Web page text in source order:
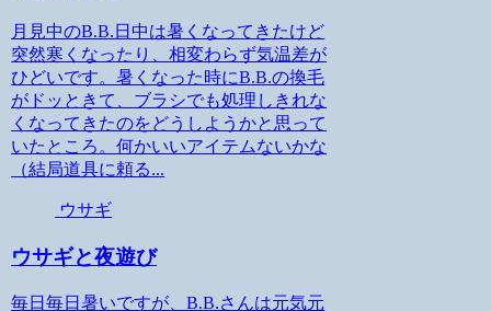
月見中のB.B.日中は暑くなってきたけど
突然寒くなったり、相変わらず気温差が
ひどいです。暑くなった時にB.B.の換毛
がドッときて、ブラシでも処理しきれな
くなってきたのをどうしようかと思って
いたところ。何かいいアイテムないかな
（結局道具に頼る...
ウサギ
ウサギと夜遊び
毎日毎日暑いですが、B.B.さんは元気元